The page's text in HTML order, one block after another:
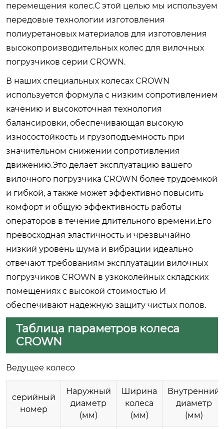
перемещения колес.С этой целью мы используем
передовые технологии изготовления
полиуретановых материалов для изготовления
высокопроизводительных колес для вилочных
погрузчиков серии CROWN.
В наших специальных колесах CROWN
используется формула с низким сопротивлением
качению и высокоточная технология
балансировки, обеспечивающая высокую
износостойкость и грузоподъемность при
значительном снижении сопротивления
движению.Это делает эксплуатацию вашего
вилочного погрузчика CROWN более трудоемкой
и гибкой, а также может эффективно повысить
комфорт и общую эффективность работы
операторов в течение длительного времени.Его
превосходная эластичность и чрезвычайно
низкий уровень шума и вибрации идеально
отвечают требованиям эксплуатации вилочных
погрузчиков CROWN в узкоколейных складских
помещениях с высокой стоимостью И
обеспечивают надежную защиту чистых полов.
Таблица параметров колеса
CROWN
Ведущее колесо
серийный
номер
Наружный
диаметр
(мм)
Ширина
колеса
(мм)
Внутренний
диаметр
(мм)